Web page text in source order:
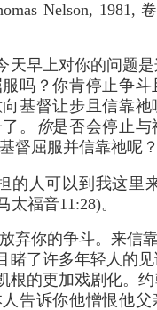
Nelson, 1981,
天早上对你的问题是
吗？你肯停止争斗
基督让步且信靠
。 你是否会停止与
督屈服并信靠祂呢
的人可以到我这里
太福音11:28)。
弃你的争斗。来信
睹了许多年轻人的
根的更加戏剧化。
告诉你他憎恨他父